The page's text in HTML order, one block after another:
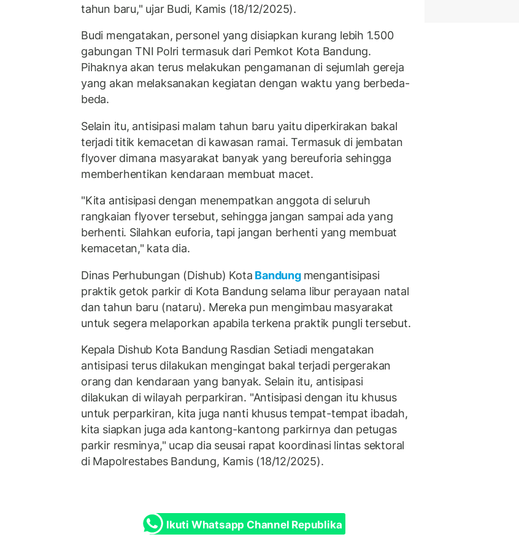
tahun baru," ujar Budi, Kamis (18/12/2025).
Budi mengatakan, personel yang disiapkan kurang lebih 1.500
gabungan TNI Polri termasuk dari Pemkot Kota Bandung.
Pihaknya akan terus melakukan pengamanan di sejumlah gereja
yang akan melaksanakan kegiatan dengan waktu yang berbeda-
beda.
Selain itu, antisipasi malam tahun baru yaitu diperkirakan bakal
terjadi titik kemacetan di kawasan ramai. Termasuk di jembatan
flyover dimana masyarakat banyak yang bereuforia sehingga
memberhentikan kendaraan membuat macet.
"Kita antisipasi dengan menempatkan anggota di seluruh
rangkaian flyover tersebut, sehingga jangan sampai ada yang
berhenti. Silahkan euforia, tapi jangan berhenti yang membuat
kemacetan," kata dia.
Dinas Perhubungan (Dishub) Kota Bandung mengantisipasi
praktik getok parkir di Kota Bandung selama libur perayaan natal
dan tahun baru (nataru). Mereka pun mengimbau masyarakat
untuk segera melaporkan apabila terkena praktik pungli tersebut.
Kepala Dishub Kota Bandung Rasdian Setiadi mengatakan
antisipasi terus dilakukan mengingat bakal terjadi pergerakan
orang dan kendaraan yang banyak. Selain itu, antisipasi
dilakukan di wilayah perparkiran. "Antisipasi dengan itu khusus
untuk perparkiran, kita juga nanti khusus tempat-tempat ibadah,
kita siapkan juga ada kantong-kantong parkirnya dan petugas
parkir resminya," ucap dia seusai rapat koordinasi lintas sektoral
di Mapolrestabes Bandung, Kamis (18/12/2025).
Ikuti Whatsapp Channel Republika